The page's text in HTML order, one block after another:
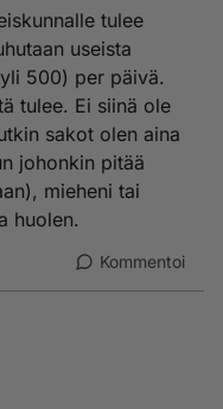
sakkoja on
Kukahan
Saattaa olla
viimeisen piikin!!
tulee
useista
500) per päivä.
tulee. Ei siinä ole
sakot olen aina
johonkin pitää
mieheni tai
huolen.
Kommentoi